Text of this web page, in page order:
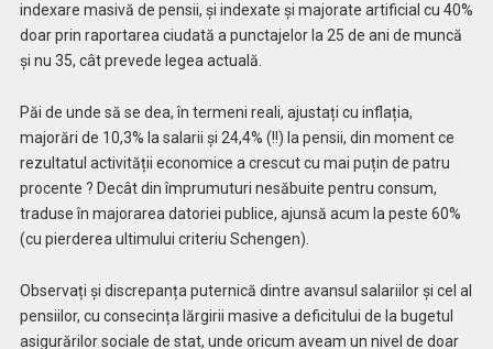
indexare masivă de pensii, și indexate și majorate artificial cu 40%
doar prin raportarea ciudată a punctajelor la 25 de ani de muncă
și nu 35, cât prevede legea actuală.
Păi de unde să se dea, în termeni reali, ajustați cu inflația,
majorări de 10,3% la salarii și 24,4% (!!) la pensii, din moment ce
rezultatul activității economice a crescut cu mai puțin de patru
procente ? Decât din împrumuturi nesăbuite pentru consum,
traduse în majorarea datoriei publice, ajunsă acum la peste 60%
(cu pierderea ultimului criteriu Schengen).
Observați și discrepanța puternică dintre avansul salariilor și cel al
pensiilor, cu consecința lărgirii masive a deficitului de la bugetul
asigurărilor sociale de stat, unde oricum aveam un nivel de doar